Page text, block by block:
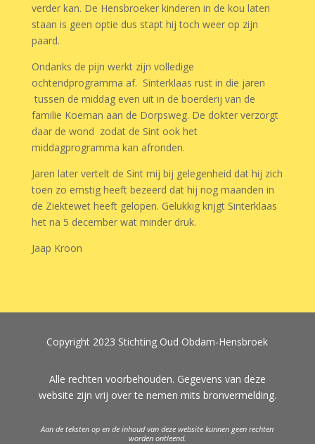
verder kan. De Hensbroeker kinderen in de kou laten
staan is geen optie dus stapt hij toch weer op zijn
paard.
Ondanks de pijn werkt zijn volledige
ochtendprogramma af. Sinterklaas rust in die jaren
tussen de middag even uit in de boerderij van de
familie Koeman aan de Dorpsweg. De dokter verzorgt
daar de wond zodat de Sint ook het
middagprogramma kan afronden.
Jaren later vertelt de Sint mij bij gelegenheid dat hij zich
toen zo ernstig heeft bezeerd dat hij nog maanden in
de Ziektewet heeft gelopen. Gelukkig krijgt Sinterklaas
het na 5 december wat minder druk.
Jaap Kroon
Copyright 2023 Stichting Oud Obdam-Hensbroek
Alle rechten voorbehouden. Gegevens van deze
website zijn vrij over te nemen mits bronvermelding.
Aan de teksten op en de inhoud van deze website kunnen geen rechten
worden ontleend.